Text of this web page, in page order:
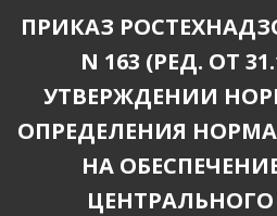
ПРИКАЗ
N 163 (РЕД. ОТ
УТВЕРЖДЕНИИ
ОПРЕДЕЛЕНИЯ
НА